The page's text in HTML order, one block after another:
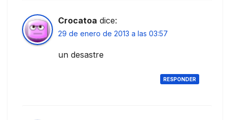
Crocatoa dice:
29 de enero de 2013 a las 03:57
un desastre
RESPONDER